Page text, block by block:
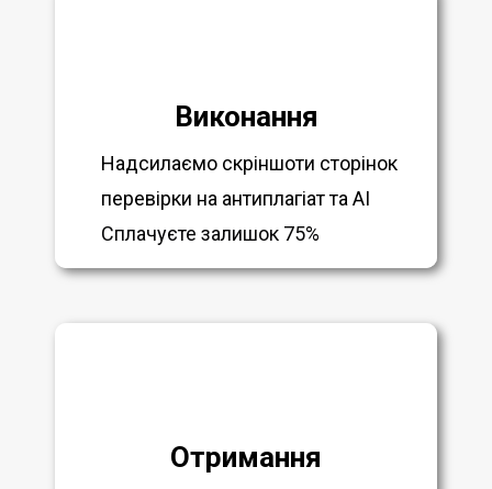
Виконання
Надсилаємо скріншоти сторінок
перевірки на антиплагіат та AI
Сплачуєте залишок 75%
Отримання